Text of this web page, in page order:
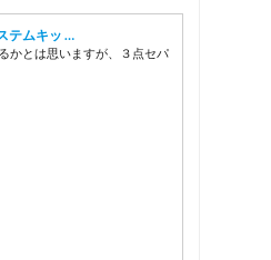
テムキッ …
かとは思いますが、３点セパ